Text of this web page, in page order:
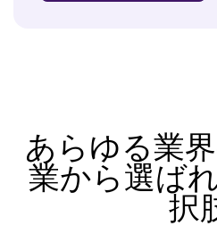
あらゆる業
業から選ば
択